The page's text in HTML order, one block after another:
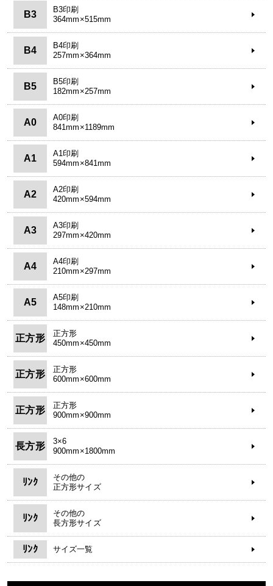
B3
B3印刷
364mm×515mm
B4
B4印刷
257mm×364mm
B5
B5印刷
182mm×257mm
A0
A0印刷
841mm×1189mm
A1
A1印刷
594mm×841mm
A2
A2印刷
420mm×594mm
A3
A3印刷
297mm×420mm
A4
A4印刷
210mm×297mm
A5
A5印刷
148mm×210mm
正方形
正方形
450mm×450mm
正方形
正方形
600mm×600mm
正方形
正方形
900mm×900mm
長方形
3×6
900mm×1800mm
ﾘﾝｸ
その他の
正方形サイズ
ﾘﾝｸ
その他の
長方形サイズ
ﾘﾝｸ サイズ一覧